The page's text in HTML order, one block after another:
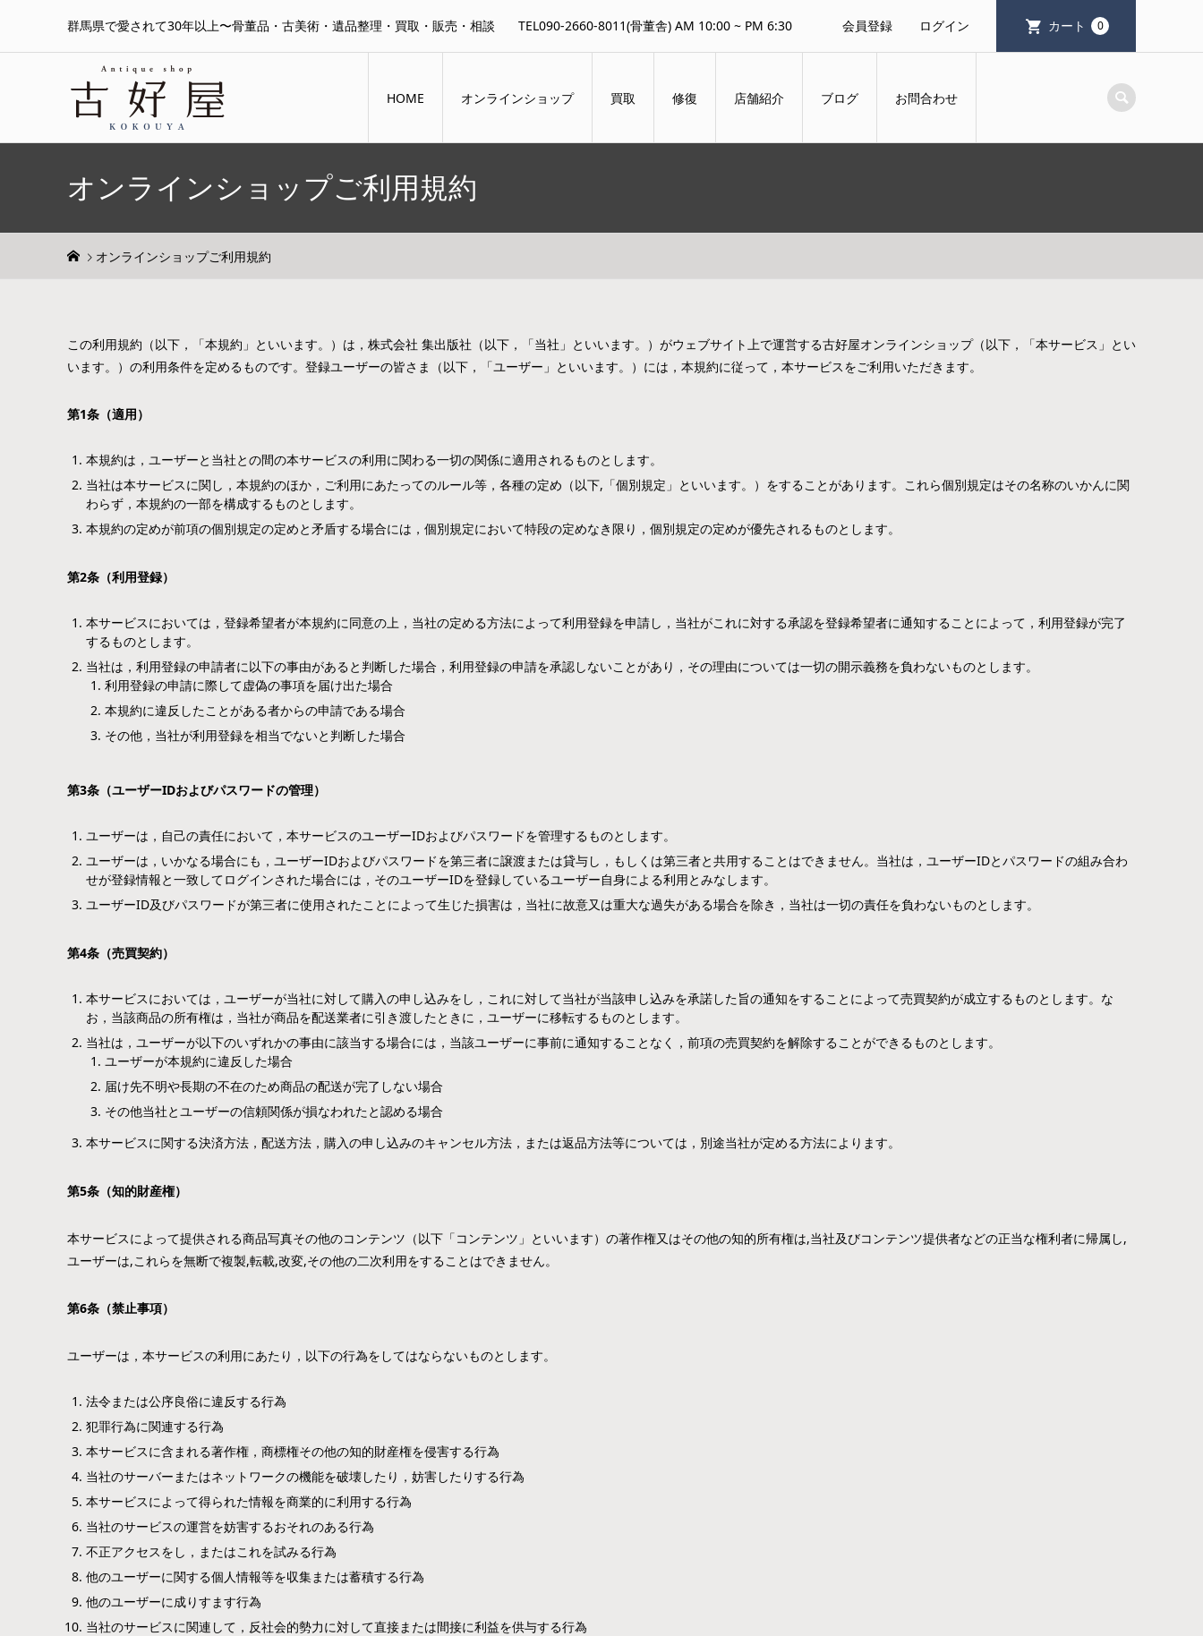
群馬県で愛されて30年以上〜骨董品・古美術・遺品整理・買取・販売・相談 TEL090-2660-8011(骨董舎) AM 10:00 ~ PM 6:30 会員登録 ログイン カート 0
HOME オンラインショップ 買取 修復 店舗紹介 ブログ お問合わせ
オンラインショップご利用規約
オンラインショップご利用規約
この利用規約（以下，「本規約」といいます。）は，株式会社 集出版社（以下，「当社」といいます。）がウェブサイト上で運営する古好屋オンラインショップ（以下，「本サービス」とい
います。）の利用条件を定めるものです。登録ユーザーの皆さま（以下，「ユーザー」といいます。）には，本規約に従って，本サービスをご利用いただきます。
第1条（適用）
本規約は，ユーザーと当社との間の本サービスの利用に関わる一切の関係に適用されるものとします。
当社は本サービスに関し，本規約のほか，ご利用にあたってのルール等，各種の定め（以下,「個別規定」といいます。）をすることがあります。これら個別規定はその名称のいかんに関
わらず，本規約の一部を構成するものとします。
本規約の定めが前項の個別規定の定めと矛盾する場合には，個別規定において特段の定めなき限り，個別規定の定めが優先されるものとします。
第2条（利用登録）
本サービスにおいては，登録希望者が本規約に同意の上，当社の定める方法によって利用登録を申請し，当社がこれに対する承認を登録希望者に通知することによって，利用登録が完了
するものとします。
当社は，利用登録の申請者に以下の事由があると判断した場合，利用登録の申請を承認しないことがあり，その理由については一切の開示義務を負わないものとします。
利用登録の申請に際して虚偽の事項を届け出た場合
本規約に違反したことがある者からの申請である場合
その他，当社が利用登録を相当でないと判断した場合
第3条（ユーザーIDおよびパスワードの管理）
ユーザーは，自己の責任において，本サービスのユーザーIDおよびパスワードを管理するものとします。
ユーザーは，いかなる場合にも，ユーザーIDおよびパスワードを第三者に譲渡または貸与し，もしくは第三者と共用することはできません。当社は，ユーザーIDとパスワードの組み合わ
せが登録情報と一致してログインされた場合には，そのユーザーIDを登録しているユーザー自身による利用とみなします。
ユーザーID及びパスワードが第三者に使用されたことによって生じた損害は，当社に故意又は重大な過失がある場合を除き，当社は一切の責任を負わないものとします。
第4条（売買契約）
本サービスにおいては，ユーザーが当社に対して購入の申し込みをし，これに対して当社が当該申し込みを承諾した旨の通知をすることによって売買契約が成立するものとします。な
お，当該商品の所有権は，当社が商品を配送業者に引き渡したときに，ユーザーに移転するものとします。
当社は，ユーザーが以下のいずれかの事由に該当する場合には，当該ユーザーに事前に通知することなく，前項の売買契約を解除することができるものとします。
ユーザーが本規約に違反した場合
届け先不明や長期の不在のため商品の配送が完了しない場合
その他当社とユーザーの信頼関係が損なわれたと認める場合
本サービスに関する決済方法，配送方法，購入の申し込みのキャンセル方法，または返品方法等については，別途当社が定める方法によります。
第5条（知的財産権）
本サービスによって提供される商品写真その他のコンテンツ（以下「コンテンツ」といいます）の著作権又はその他の知的所有権は,当社及びコンテンツ提供者などの正当な権利者に帰属し,
ユーザーは,これらを無断で複製,転載,改変,その他の二次利用をすることはできません。
第6条（禁止事項）
ユーザーは，本サービスの利用にあたり，以下の行為をしてはならないものとします。
法令または公序良俗に違反する行為
犯罪行為に関連する行為
本サービスに含まれる著作権，商標権その他の知的財産権を侵害する行為
当社のサーバーまたはネットワークの機能を破壊したり，妨害したりする行為
本サービスによって得られた情報を商業的に利用する行為
当社のサービスの運営を妨害するおそれのある行為
不正アクセスをし，またはこれを試みる行為
他のユーザーに関する個人情報等を収集または蓄積する行為
他のユーザーに成りすます行為
当社のサービスに関連して，反社会的勢力に対して直接または間接に利益を供与する行為